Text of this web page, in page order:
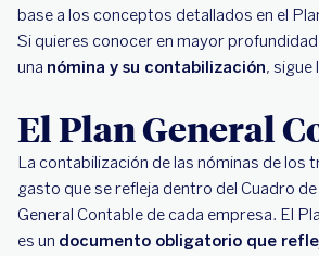
base a los conceptos detallados en el
Si quieres conocer en mayor
una nómina y su contabilización, sigue
El Plan General
La contabilización de las nóminas de los
gasto que se refleja dentro del Cuadro
General Contable de cada empresa. El
es un documento obligatorio que